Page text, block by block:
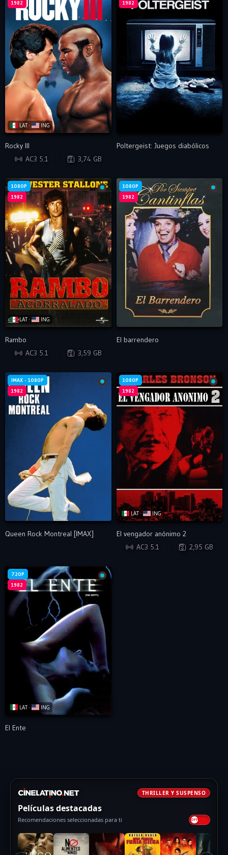
1982
LAT · ING
WEB-DL
Rocky III
AC3 5.1
3,74 GB
1982
Poltergeist: Juegos diabólicos
1080P
1982
LAT · ING
WEB-DL
Rambo
AC3 5.1
3,59 GB
1080P
1982
El barrendero
IMAX - 1080P
1982
Queen Rock Montreal [IMAX]
1080P
1982
LAT · ING
WEB-DL
El vengador anónimo 2
AC3 5.1
2,95 GB
720P
1982
LAT · ING
El Ente
THRILLER Y SUSPENSO
Películas destacadas
Recomendaciones seleccionadas para ti